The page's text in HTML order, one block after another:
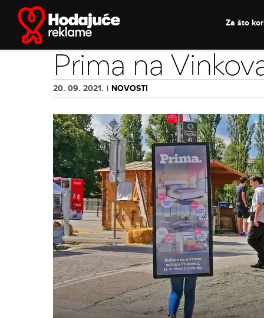
content
Za što
Prima na
20. 09. 2021. | NOVOSTI
View
Larger
Image